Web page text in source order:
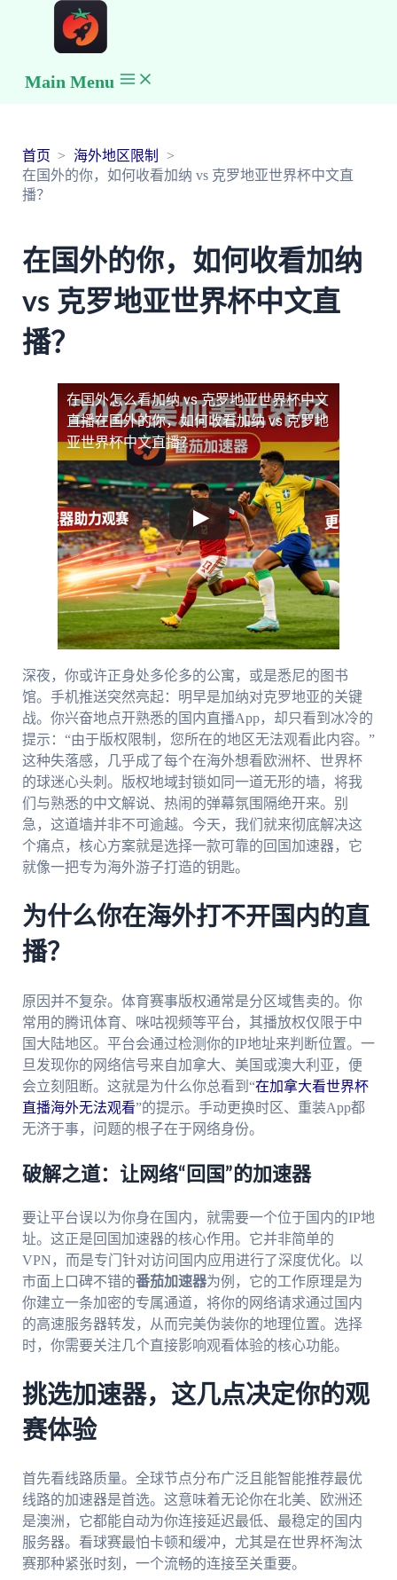
Main Menu
首页
海外地区限制
在国外的你，如何收看加纳 vs 克罗地亚世界杯中文直
播？
在国外的你，如何收看加纳
vs 克罗地亚世界杯中文直
播？
在国外怎么看加纳 vs 克罗地亚世界杯中文
直播在国外的你，如何收看加纳 vs 克罗地
亚世界杯中文直播？
深夜，你或许正身处多伦多的公寓，或是悉尼的图书
馆。手机推送突然亮起：明早是加纳对克罗地亚的关键
战。你兴奋地点开熟悉的国内直播App，却只看到冰冷的
提示：“由于版权限制，您所在的地区无法观看此内容。”
这种失落感，几乎成了每个在海外想看欧洲杯、世界杯
的球迷心头刺。版权地域封锁如同一道无形的墙，将我
们与熟悉的中文解说、热闹的弹幕氛围隔绝开来。别
急，这道墙并非不可逾越。今天，我们就来彻底解决这
个痛点，核心方案就是选择一款可靠的回国加速器，它
就像一把专为海外游子打造的钥匙。
为什么你在海外打不开国内的直
播？
原因并不复杂。体育赛事版权通常是分区域售卖的。你
常用的腾讯体育、咪咕视频等平台，其播放权仅限于中
国大陆地区。平台会通过检测你的IP地址来判断位置。一
旦发现你的网络信号来自加拿大、美国或澳大利亚，便
会立刻阻断。这就是为什么你总看到“在加拿大看世界杯
直播海外无法观看”的提示。手动更换时区、重装App都
无济于事，问题的根子在于网络身份。
破解之道：让网络“回国”的加速器
要让平台误以为你身在国内，就需要一个位于国内的IP地
址。这正是回国加速器的核心作用。它并非简单的
VPN，而是专门针对访问国内应用进行了深度优化。以
市面上口碑不错的番茄加速器为例，它的工作原理是为
你建立一条加密的专属通道，将你的网络请求通过国内
的高速服务器转发，从而完美伪装你的地理位置。选择
时，你需要关注几个直接影响观看体验的核心功能。
挑选加速器，这几点决定你的观
赛体验
首先看线路质量。全球节点分布广泛且能智能推荐最优
线路的加速器是首选。这意味着无论你在北美、欧洲还
是澳洲，它都能自动为你连接延迟最低、最稳定的国内
服务器。看球赛最怕卡顿和缓冲，尤其是在世界杯淘汰
赛那种紧张时刻，一个流畅的连接至关重要。